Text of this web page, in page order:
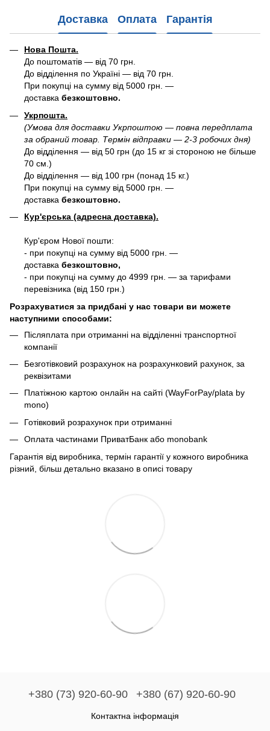
Доставка Оплата Гарантія
Нова Пошта.
До поштоматів — від 70 грн.
До відділення по Україні — від 70 грн.
При покупці на сумму від 5000 грн. —
доставка безкоштовно.
Укрпошта.
(Умова для доставки Укрпоштою — повна передплата
за обраний товар. Термін відправки — 2-3 робочих дня)
До відділення — від 50 грн (до 15 кг зі стороною не більше
70 см.)
До відділення — від 100 грн (понад 15 кг.)
При покупці на сумму від 5000 грн. —
доставка безкоштовно.
Кур'єрська (адресна доставка).
Кур'єром Нової пошти:
- при покупці на сумму від 5000 грн. —
доставка безкоштовно,
- при покупці на сумму до 4999 грн. — за тарифами
перевізника (від 150 грн.)
Розрахуватися за придбані у нас товари ви можете
наступними способами:
Післяплата при отриманні на відділенні транспортної
компанії
Безготівковий розрахунок на розрахунковий рахунок, за
реквізитами
Платіжною картою онлайн на сайті (WayForPay/plata by
mono)
Готівковий розрахунок при отриманні
Оплата частинами ПриватБанк або monobank
Гарантія від виробника, термін гарантії у кожного виробника
різний, більш детально вказано в описі товару
+380 (73) 920-60-90 +380 (67) 920-60-90
Контактна інформація